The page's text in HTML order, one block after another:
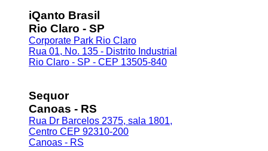
iQanto Brasil
Rio Claro - SP
Corporate Park Rio Claro
Rua 01, No. 135 - Distrito Industrial
Rio Claro - SP - CEP 13505-840
Sequor
Canoas - RS
Rua Dr Barcelos 2375, sala 1801,
Centro CEP 92310-200
Canoas - RS